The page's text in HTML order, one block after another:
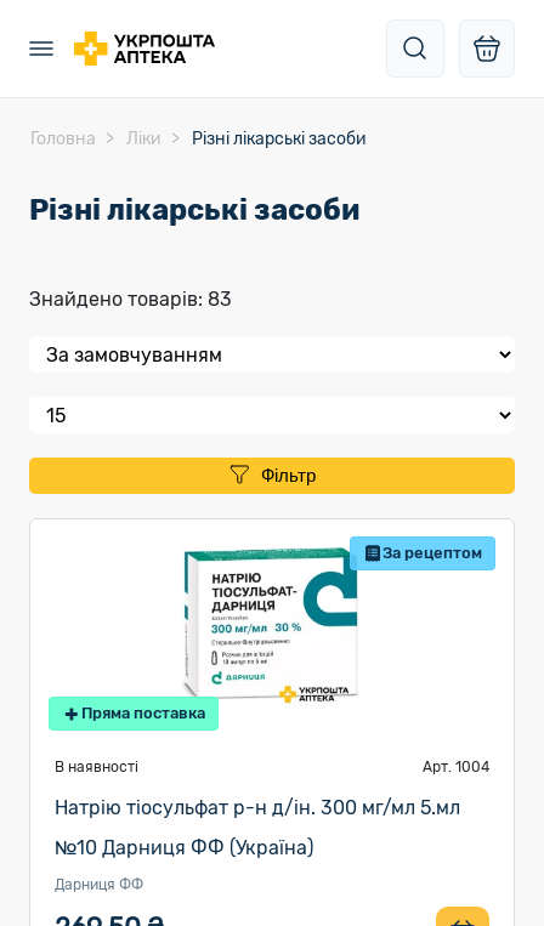
Головна Ліки Різні лікарські засоби
Різні лікарські засоби
Знайдено товарів: 83
Фільтр
За рецептом
Пряма поставка
В наявності Арт. 1004
Натрію тіосульфат р-н д/ін. 300 мг/мл 5.мл
№10 Дарниця ФФ (Україна)
Дарниця ФФ